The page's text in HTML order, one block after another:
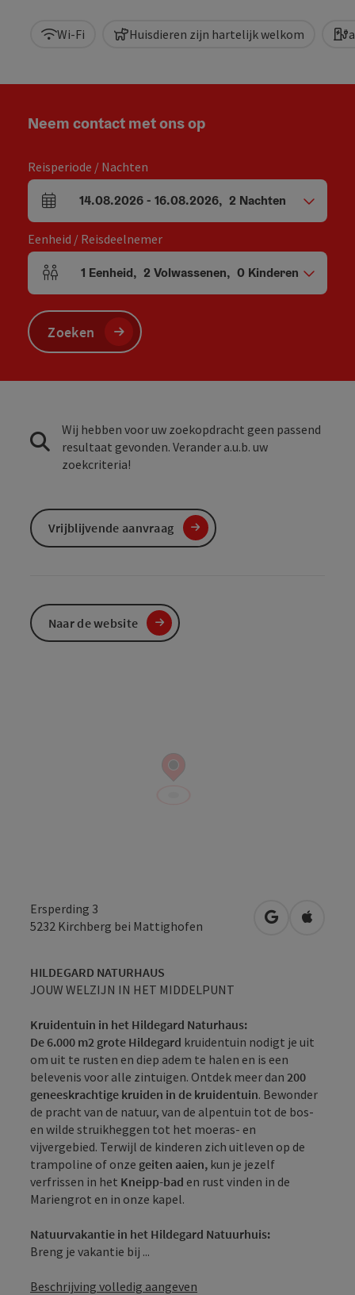
Wi-Fi Huisdieren zijn hartelijk welkom
Ersperding 3
5232 Kirchberg bei Mattighofen Openen in
HILDEGARD NATURHAUS
JOUW WELZIJN IN HET MIDDELPUNT
Kruidentuin in het Hildegard Naturhaus:
De 6.000 m2 grote Hildegard kruidentuin nodigt je uit
om uit te rusten en diep adem te halen en is een
belevenis voor alle zintuigen. Ontdek meer dan 200
geneeskrachtige kruiden in de kruidentuin. Bewonder
de pracht van de natuur, van de alpentuin tot de bos-
en wilde struikheggen tot het moeras- en
vijvergebied. Terwijl de kinderen zich uitleven op de
trampoline of onze geiten aaien, kun je jezelf
verfrissen in het Kneipp-bad en rust vinden in de
Mariengrot en in onze kapel.
Natuurvakantie in het Hildegard Natuurhuis:
Breng je vakantie bij ...
Beschrijving volledig aangeven
Neem contact met ons op
Reisperiode / Nachten
Velden voor aankomst en vertrek
14.08.2026- 16.08.2026, 2 Nachten
Eenheid / Reisdeelnemer
Aantal eenheden en persoonsvelden
1 Eenheid, 2 Volwassenen, 0 Kinderen
Zoeken
Wij hebben voor uw zoekopdracht geen passend
resultaat gevonden. Verander a.u.b. uw
zoekcriteria!
Vrijblijvende aanvraag
Naar de website